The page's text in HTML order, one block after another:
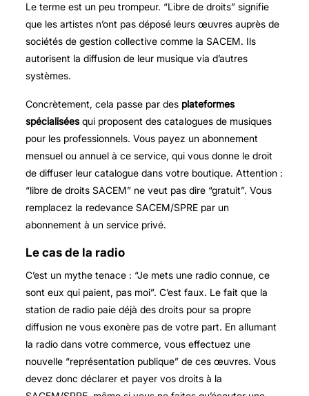
Le terme est un peu trompeur. “Libre de droits” signifie
que les artistes n’ont pas déposé leurs œuvres auprès de
sociétés de gestion collective comme la SACEM. Ils
autorisent la diffusion de leur musique via d’autres
systèmes.
Concrètement, cela passe par des plateformes
spécialiséesqui proposent des catalogues de musiques
pour les professionnels. Vous payez un abonnement
mensuel ou annuel à ce service, qui vous donne le droit
de diffuser leur catalogue dans votre boutique. Attention :
“libre de droits SACEM” ne veut pas dire “gratuit”. Vous
remplacez la redevance SACEM/SPRE par un
abonnement à un service privé.
Le cas de la radio
C’est un mythe tenace : “Je mets une radio connue, ce
sont eux qui paient, pas moi”. C’est faux. Le fait que la
station de radio paie déjà des droits pour sa propre
diffusion ne vous exonère pas de votre part. En allumant
la radio dans votre commerce, vous effectuez une
nouvelle “représentation publique” de ces œuvres. Vous
devez donc déclarer et payer vos droits à la